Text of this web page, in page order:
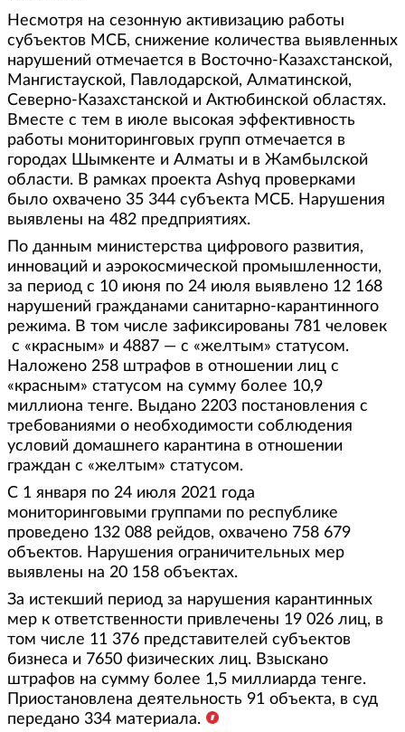
Несмотря на сезонную активизацию работы
субъектов МСБ, снижение количества выявленных
нарушений отмечается в Восточно-Казахстанской,
Мангистауской, Павлодарской, Алматинской,
Северно-Казахстанской и Актюбинской областях.
Вместе с тем в июле высокая эффективность
работы мониторинговых групп отмечается в
городах Шымкенте и Алматы и в Жамбылской
области. В рамках проекта Ashyq проверками
было охвачено 35 344 субъекта МСБ. Нарушения
выявлены на 482 предприятиях.
По данным министерства цифрового развития,
инноваций и аэрокосмической промышленности,
за период с 10 июня по 24 июля выявлено 12 168
нарушений гражданами санитарно-карантинного
режима. В том числе зафиксированы 781 человек
с «красным» и 4887 — с «желтым» статусом.
Наложено 258 штрафов в отношении лиц с
«красным» статусом на сумму более 10,9
миллиона тенге. Выдано 2203 постановления с
требованиями о необходимости соблюдения
условий домашнего карантина в отношении
граждан с «желтым» статусом.
С 1 января по 24 июля 2021 года
мониторинговыми группами по республике
проведено 132 088 рейдов, охвачено 758 679
объектов. Нарушения ограничительных мер
выявлены на 20 158 объектах.
За истекший период за нарушения карантинных
мер к ответственности привлечены 19 026 лиц, в
том числе 11 376 представителей субъектов
бизнеса и 7650 физических лиц. Взыскано
штрафов на сумму более 1,5 миллиарда тенге.
Приостановлена деятельность 91 объекта, в суд
передано 334 материала.